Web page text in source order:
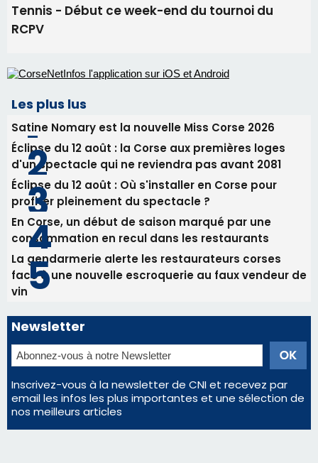
Tennis - Début ce week-end du tournoi du
RCPV
Les plus lus
Satine Nomary est la nouvelle Miss Corse 2026
Éclipse du 12 août : la Corse aux premières loges
d'un spectacle qui ne reviendra pas avant 2081
Éclipse du 12 août : Où s'installer en Corse pour
profiter pleinement du spectacle ?
En Corse, un début de saison marqué par une
consommation en recul dans les restaurants
La gendarmerie alerte les restaurateurs corses
face à une nouvelle escroquerie au faux vendeur de
vin
Newsletter
Inscrivez-vous à la newsletter de CNI et recevez par
email les infos les plus importantes et une sélection de
nos meilleurs articles